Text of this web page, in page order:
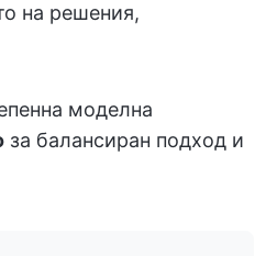
на решения,
моделна
за балансиран подход и